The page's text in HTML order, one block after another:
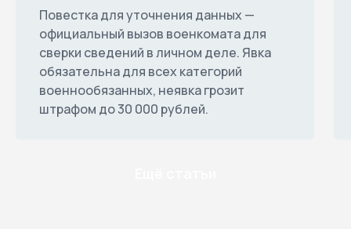
Повестка для уточнения данных —
официальный вызов военкомата для
сверки сведений в личном деле. Явка
обязательна для всех категорий
военнообязанных, неявка грозит
штрафом до 30 000 рублей.